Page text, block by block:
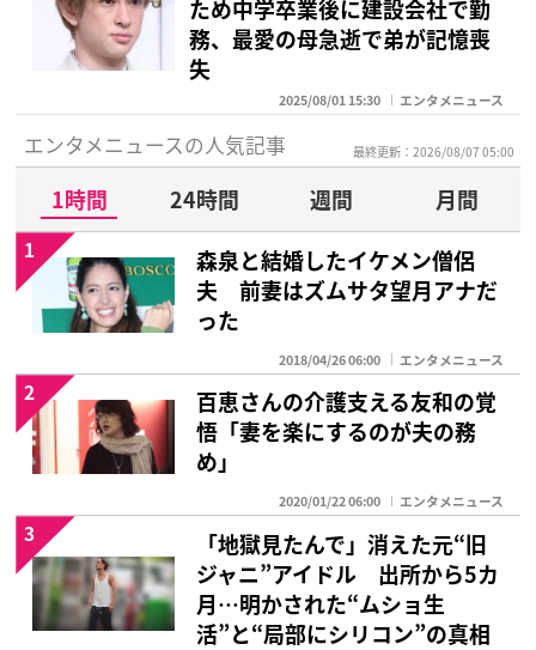
ため中学卒業後に建設会社で勤
務、最愛の母急逝で弟が記憶喪
失
2025/08/01 15:30 エンタメニュース
エンタメニュースの人気記事 最終更新：2026/08/07 05:00
1時間 24時間 週間
月間
森泉と結婚したイケメン僧侶
夫 前妻はズムサタ望月アナだ
った
2018/04/26 06:00 エンタメニュース
1
百恵さんの介護支える友和の覚
悟「妻を楽にするのが夫の務
め」
2020/01/22 06:00 エンタメニュース
2
「地獄見たんで」消えた元“旧
ジャニ”アイドル 出所から5カ
月…明かされた“ムショ生
活”と“局部にシリコン”の真相
3